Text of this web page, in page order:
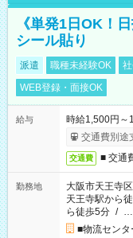
《単発1日OK！
シール貼り
派遣 職種未経験OK
WEB登録・面接OK
給与
時給1,500円～
交通費別途
交通費 ■ 交通
勤務地
大阪市天王寺区
天王寺駅から
ら徒歩5分 / …
■物流セン